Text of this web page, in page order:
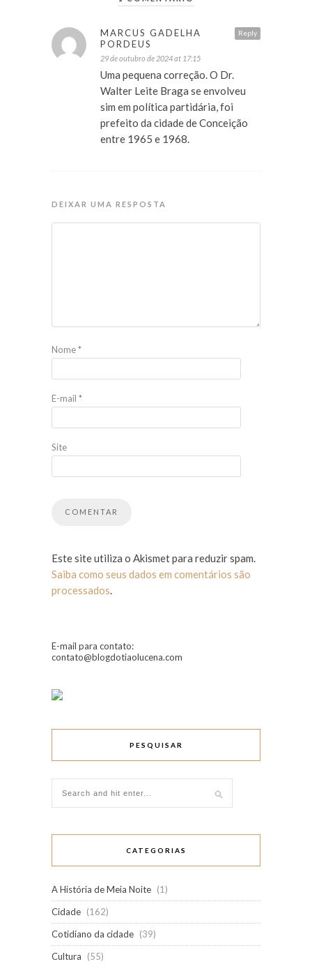
Reply
MARCUS GADELHA
PORDEUS
29 de outubro de 2024 at 17:15
Uma pequena correção. O Dr.
Walter Leite Braga se envolveu
sim em política partidária, foi
prefeito da cidade de Conceição
entre 1965 e 1968.
DEIXAR UMA RESPOSTA
Nome*
E-mail *
Site
Este site utiliza o Akismet para reduzir spam.
Saiba como seus dados em comentários são
processados.
E-mail para contato:
contato@blogdotiaolucena.com
PESQUISAR
CATEGORIAS
A História de Meia Noite (1)
Cidade (162)
Cotidiano da cidade (39)
Cultura
(55)